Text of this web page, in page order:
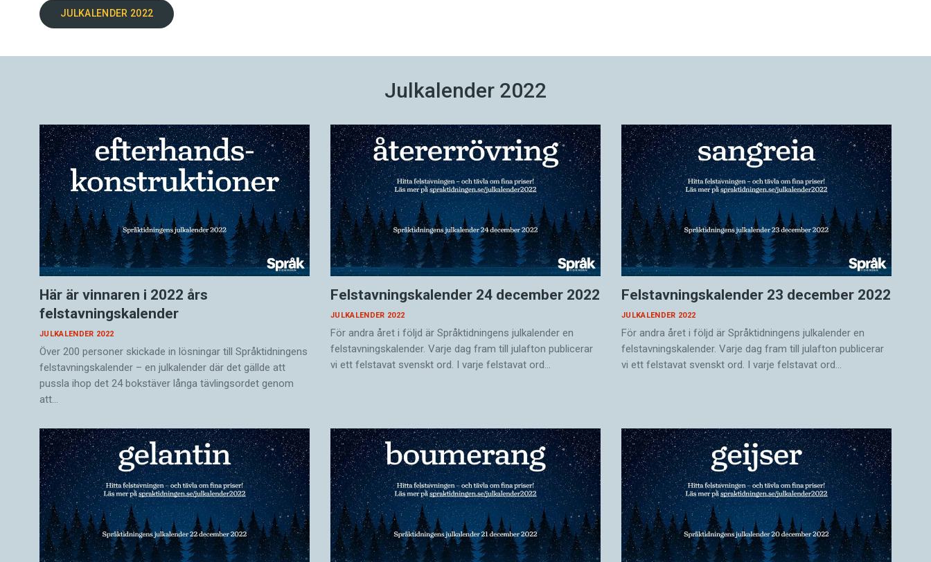
JULKALENDER 2022
Julkalender 2022
Här är vinnaren i 2022 års
felstavningskalender
JULKALENDER 2022
Över 200 personer skickade in lösningar till Språktidningens
felstavningskalender – en julkalender där det gällde att
pussla ihop det 24 bokstäver långa tävlingsordet genom
att…
Felstavningskalender 24 december 2022
JULKALENDER 2022
För andra året i följd är Språktidningens julkalender en
felstavningskalender. Varje dag fram till julafton publicerar
vi ett felstavat svenskt ord. I varje felstavat ord…
Felstavningskalender 23 december 2022
JULKALENDER 2022
För andra året i följd är Språktidningens julkalender en
felstavningskalender. Varje dag fram till julafton publicerar
vi ett felstavat svenskt ord. I varje felstavat ord…